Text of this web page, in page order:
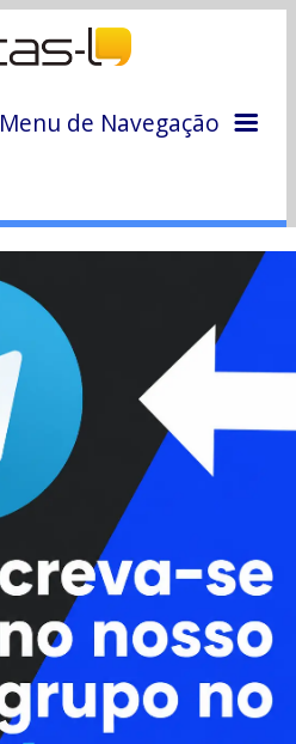
Menu de Navegação
Colunas
Colaboradores
Cursos
Enviar Dica